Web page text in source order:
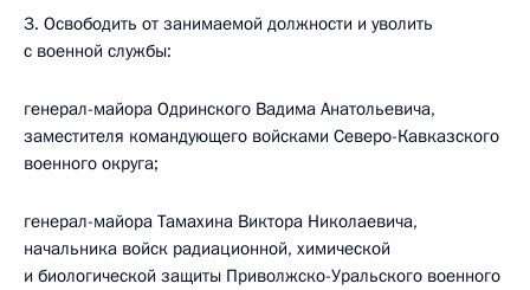
3. Освободить от занимаемой должности и уволить
с военной службы:
генерал-майора Одринского Вадима Анатольевича,
заместителя командующего войсками Северо-Кавказского
военного округа;
генерал-майора Тамахина Виктора Николаевича,
начальника войск радиационной, химической
и биологической защиты Приволжско-Уральского военного